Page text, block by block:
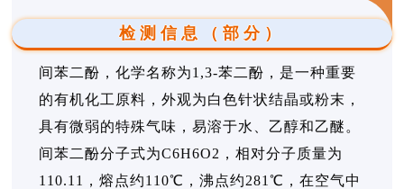
检测信息（部分）
间苯二酚，化学名称为1,3-苯二酚，是一种重要
的有机化工原料，外观为白色针状结晶或粉末，
具有微弱的特殊气味，易溶于水、乙醇和乙醚。
间苯二酚分子式为C6H6O2，相对分子质量为
110.11，熔点约110℃，沸点约281℃，在空气中